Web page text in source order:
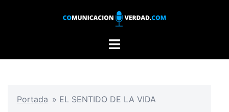
Alternar
Portada » EL SENTIDO DE LA VIDA